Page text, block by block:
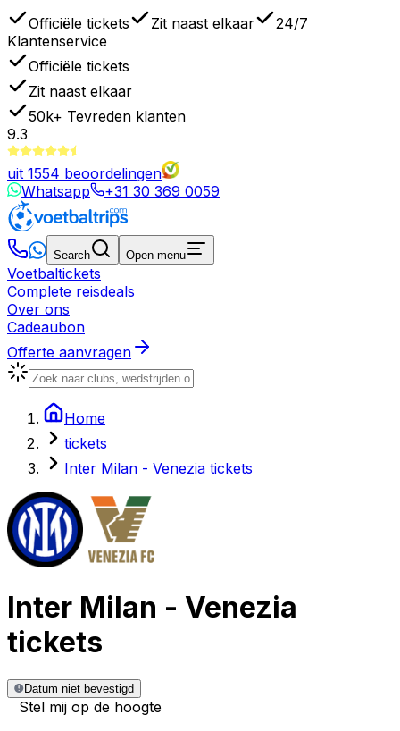
Officiële tickets Zit naast elkaar
24/7
Klantenservice
Officiële tickets
Zit naast elkaar
50k+ Tevreden klanten
9.3
uit 1554 beoordelingen
Whatsapp
+31 30 369 0059
Search Open menu
Voetbaltickets
Complete reisdeals
Over ons
Cadeaubon
Offerte aanvragen
Home
tickets
Inter Milan - Venezia tickets
Inter Milan - Venezia
tickets
Datum niet bevestigd
Stel mij op de hoogte